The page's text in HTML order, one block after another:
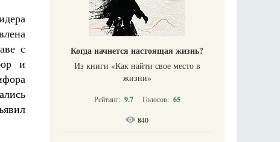
с
и
Когда начнется настоящая жизнь?
Из книги «Как найти свое место в
жизни​»
Рейтинг: 9.7 Голосов: 65
840